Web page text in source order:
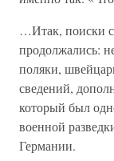
…Итак, поиски
продолжались:
поляки,
сведений,
который был
военной
Германии.